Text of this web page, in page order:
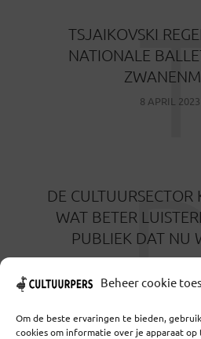
Beheer cookie
Om de beste ervaringen te bieden,
cookies om informatie over je apparaat
TSJAIKOVSKI
NATIONALE
8 APRIL 2023
DE
WAT BETER
PUBLIEK DAT NU